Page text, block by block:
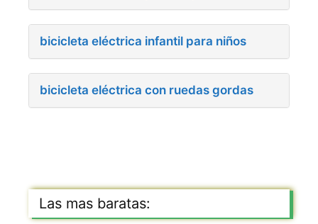
bicicleta eléctrica infantil para niños
bicicleta eléctrica con ruedas gordas
Las mas baratas: